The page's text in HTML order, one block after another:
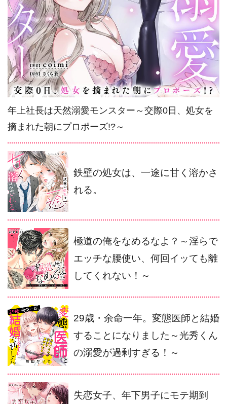
年上社長は天然溺愛モンスター～交際0日、処女を
摘まれた朝にプロポーズ!?～
鉄壁の処女は、一途に甘く溶かさ
れる。
極道の俺をなめるなよ？～淫らで
エッチな腰使い、何回イッても離
してくれない！～
29歳・余命一年。変態医師と結婚
することになりました～光秀くん
の溺愛が過剰すぎる！～
失恋女子、年下男子にモテ期到